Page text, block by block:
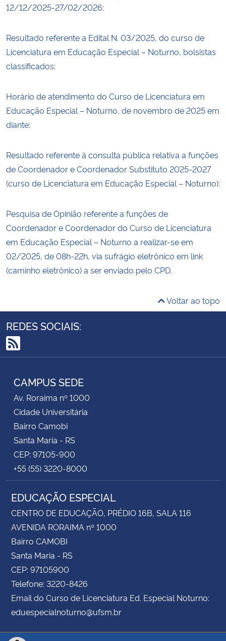
12/12/2025-27/02/2026:
Resultado referente a Edital N. 03/2025, do curso de
Licenciatura em Educação Especial – Noturno, bolsistas
classificados:
Horário de atendimento do Curso de Licenciatura em
Educação Especial – Noturno, de novembro de 2025 em
diante:
Resultado referente à consulta pública relativa a funções
de Coordenador e Coordenador Substituto 2025-2027
(curso de Licenciatura em Educação Especial – Noturno):
Pesquisa de Opinião referente a funções de
Coordenador e Coordenador do Curso de Licenciatura
em Educação Especial – Noturno a realizar-se em
02/2025, de 08h-22h, via sufrágio eletrônico em link
(caminho eletrônico) a ser enviado pelo CPD.
Voltar ao topo
REDES SOCIAIS:
RSS
CAMPUS SEDE
Av. Roraima nº 1000
Cidade Universitária
Bairro Camobi
Santa Maria - RS
CEP: 97105-900
+55 (55) 3220-8000
EDUCAÇÃO ESPECIAL
CENTRO DE EDUCAÇÃO, PRÉDIO 16B, SALA 116
AVENIDA RORAIMA nº 1000
Bairro CAMOBI
Santa Maria - RS
CEP: 97105900
Telefone: 3220-8426
Email do Curso de Licenciatura Ed. Especial Noturno:
eduespecialnoturno@ufsm.br